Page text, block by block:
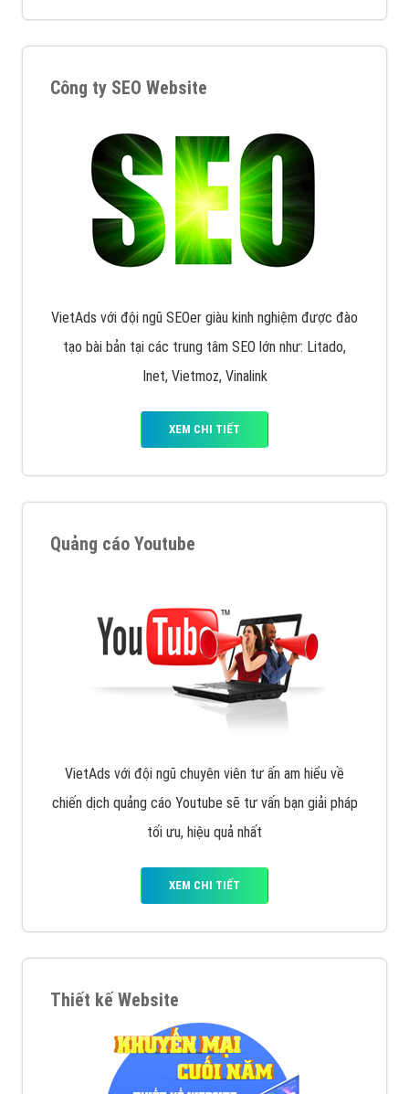
Công ty SEO Website
VietAds với đội ngũ SEOer giàu kinh nghiệm được đào
tạo bài bản tại các trung tâm SEO lớn như: Litado,
Inet, Vietmoz, Vinalink
XEM CHI TIẾT
Quảng cáo Youtube
VietAds với đội ngũ chuyên viên tư ấn am hiểu về
chiến dịch quảng cáo Youtube sẽ tư vấn bạn giải pháp
tối ưu, hiệu quả nhất
XEM CHI TIẾT
Thiết kế Website